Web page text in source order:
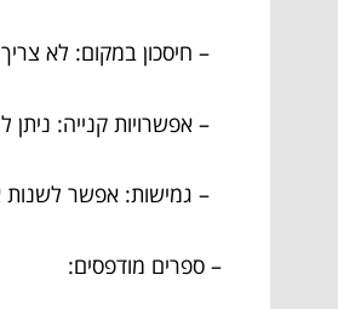
– חיסכון במקום: לא
– אפשרויות קנייה: ניתן
– גמישות: אפשר לשנות
– ספרים מודפסים: